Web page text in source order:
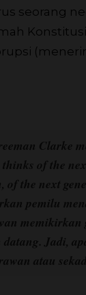
seorang
Clarke
of the
of the next
pemilu
memikirkan
datang. Jadi,
atau